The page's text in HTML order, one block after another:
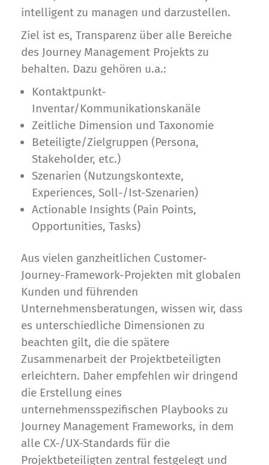
intelligent zu managen und darzustellen.
Ziel ist es, Transparenz über alle Bereiche
des Journey Management Projekts zu
behalten. Dazu gehören u.a.:
Kontaktpunkt-
Inventar/Kommunikationskanäle
Zeitliche Dimension und Taxonomie
Beteiligte/Zielgruppen (Persona,
Stakeholder, etc.)
Szenarien (Nutzungskontexte,
Experiences, Soll-/Ist-Szenarien)
Actionable Insights (Pain Points,
Opportunities, Tasks)
Aus vielen ganzheitlichen Customer-
Journey-Framework-Projekten mit globalen
Kunden und führenden
Unternehmensberatungen, wissen wir, dass
es unterschiedliche Dimensionen zu
beachten gilt, die die spätere
Zusammenarbeit der Projektbeteiligten
erleichtern. Daher empfehlen wir dringend
die Erstellung eines
unternehmensspezifischen Playbooks zu
Journey Management Frameworks, in dem
alle CX-/UX-Standards für die
Projektbeteiligten zentral festgelegt und